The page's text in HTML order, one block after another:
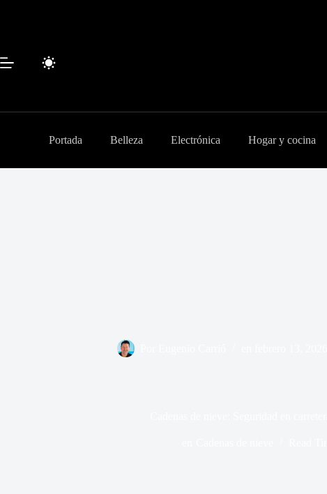
Portada Belleza Electrónica Hogar y cocina